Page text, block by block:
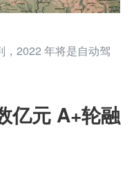
2022 年将是自动驾
亿元 A+轮融